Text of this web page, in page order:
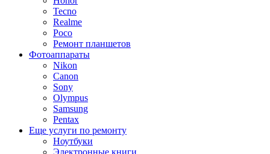
Tecno
Realme
Poco
Ремонт планшетов
Фотоаппараты
Nikon
Canon
Sony
Olympus
Samsung
Pentax
Еще услуги по ремонту
Ноутбуки